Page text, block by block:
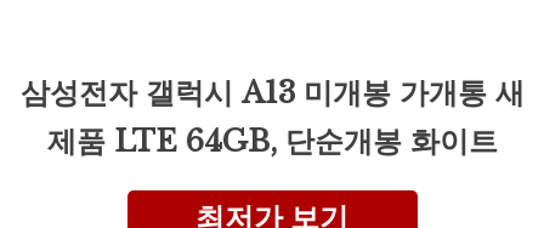
삼성전자 갤럭시 A13 미개봉 가개통 새
제품 LTE 64GB, 단순개봉 화이트
최저가 보기